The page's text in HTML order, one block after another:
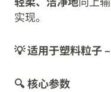
实现。
💡 适用于塑料粒子 –
🔍 核心参数